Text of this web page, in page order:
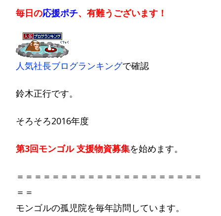
毎日の応援ポチ、有難うございます！
人気社長ブログランキングで確認
鈴木正行です。
そろそろ2016年度
第3回モンゴル 支援物資募集を始めます。
＝＝＝＝＝＝＝＝＝＝＝＝＝＝＝＝＝＝＝＝＝
＝＝
モンゴルの孤児院を毎年訪問しています。